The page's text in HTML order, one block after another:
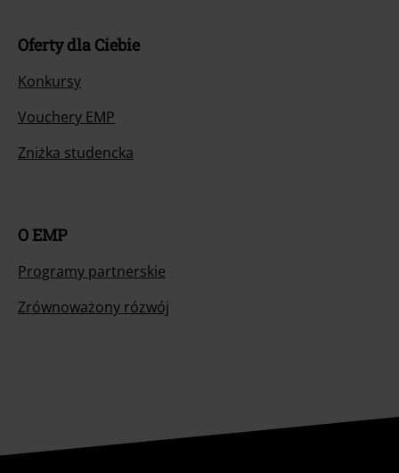
Oferty dla Ciebie
Konkursy
Vouchery EMP
Zniżka studencka
O EMP
Programy partnerskie
Zrównoważony rózwój